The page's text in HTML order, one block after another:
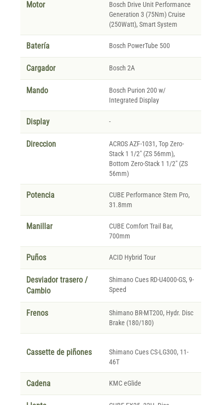
Motor
Bosch Drive Unit Performance
Generation 3 (75Nm) Cruise
(250Watt), Smart System
Batería Bosch PowerTube 500
Cargador Bosch 2A
Mando
Bosch Purion 200 w/
Integrated Display
Display -
Direccion
ACROS AZF-1031, Top Zero-
Stack 1 1/2" (ZS 56mm),
Bottom Zero-Stack 1 1/2" (ZS
56mm)
Potencia
CUBE Performance Stem Pro,
31.8mm
Manillar
CUBE Comfort Trail Bar,
700mm
Puños ACID Hybrid Tour
Desviador trasero /
Cambio
Shimano Cues RD-U4000-GS, 9-
Speed
Frenos
Shimano BR-MT200, Hydr. Disc
Brake (180/180)
Cassette de piñones
Shimano Cues CS-LG300, 11-
46T
Cadena KMC eGlide